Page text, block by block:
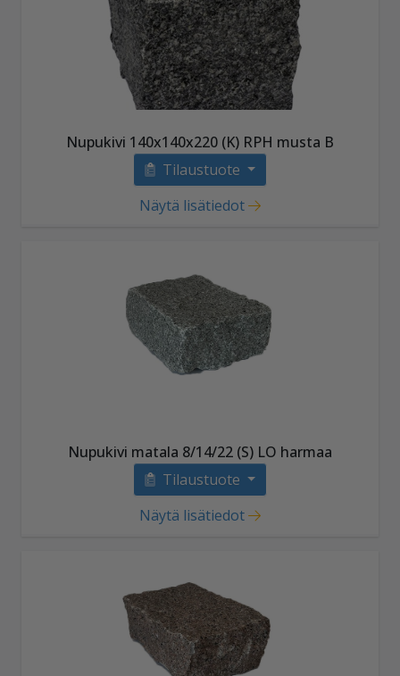
Nupukivi 140x140x220 (K) RPH musta B
Tilaustuote
Näytä lisätiedot
Nupukivi matala 8/14/22 (S) LO harmaa
Tilaustuote
Näytä lisätiedot